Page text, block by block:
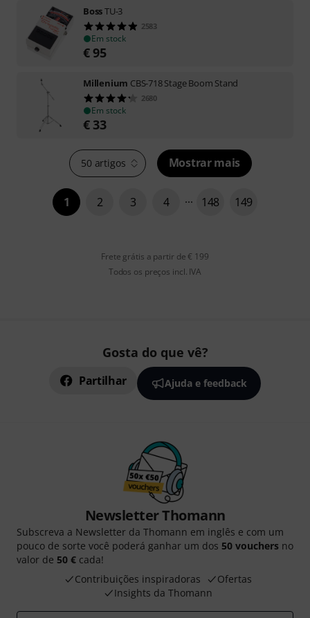
BossTU-3
2583
Em stock
€95
Millenium CBS-718 Stage Boom Stand
2680
Em stock
€ 33
50 artigos Mostrar mais
1 2 3 4 148 149
Frete grátis a partir de € 199
Todos os preços incl. IVA
Gosta do que vê?
Partilhar Ajuda e feedback
Newsletter Thomann
Subscreva a Newsletter da Thomann em inglês e com um
pouco de sorte você poderá ganhar um dos 50 vouchers no
valor de 50 € cada!
Contribuições inspiradoras
Ofertas
Insights da Thomann